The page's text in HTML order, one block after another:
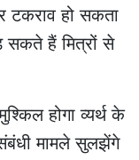
टकराव हो सकता
सकते हैं मित्रों से
होगा व्यर्थ के
संबंधी मामले सुलझेंगे